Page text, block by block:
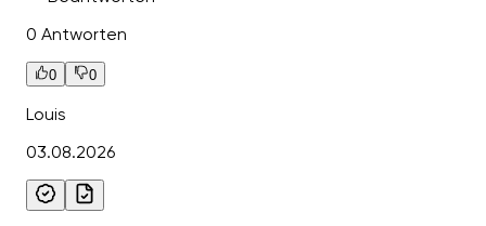
0 Antworten
0 0
Louis
03.08.2026